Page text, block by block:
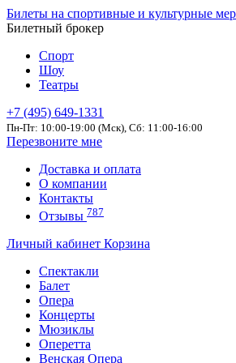
Билеты на спортивные и культурные
Билетный брокер
Спорт
Шоу
Театры
+7 (495) 649-1331
Пн-Пт: 10:00-19:00 (Мск), Сб: 11:00-16:00
Перезвоните мне
Доставка и оплата
О компании
Контакты
Отзывы 787
Личный кабинет Корзина
Спектакли
Балет
Опера
Концерты
Мюзиклы
Оперетта
Венская Опера